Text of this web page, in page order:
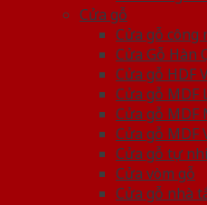
Cửa gỗ
Cửa gỗ công
Cửa Gỗ Hàn
Cửa gỗ HDF
Cửa gỗ MDF
Cửa gỗ MDF
Cửa gỗ MDF
Cửa gỗ tự
Cửa vòm gỗ
Cửa gỗ nhà